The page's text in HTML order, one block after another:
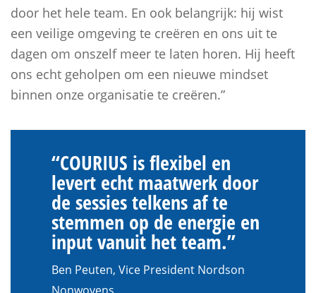
door het hele team. En ook belangrijk: hij wist
een veilige omgeving te creëren en ons uit te
dagen om onszelf meer te laten horen. Hij heeft
ons echt geholpen om een nieuwe mindset
binnen onze organisatie te creëren.”
“COURIUS is flexibel en
levert echt maatwerk door
de sessies telkens af te
stemmen op de energie en
input vanuit het team.”
Ben Peuten, Vice President Nordson